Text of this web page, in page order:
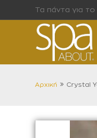
Τα πάντα για το
Αρχική Crystal